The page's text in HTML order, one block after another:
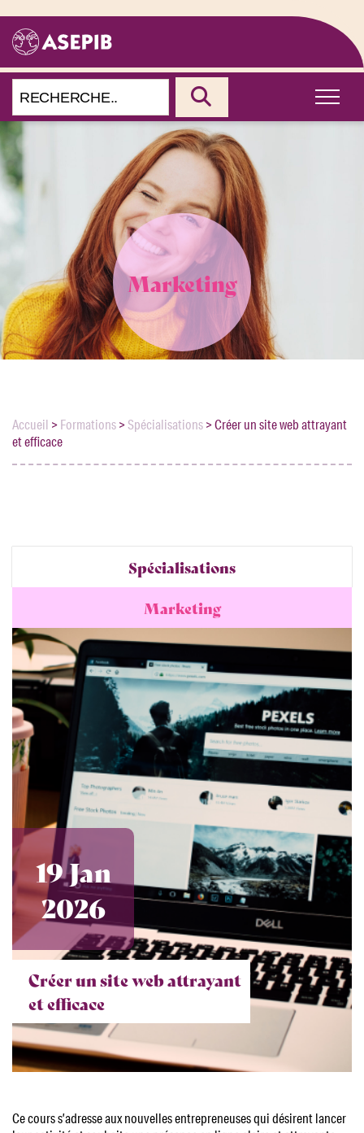
Marketing
Accueil >Formations>Spécialisations>Créer un site web attrayant
et efficace
Spécialisations
Marketing
19 Jan
2026
Créer un site web attrayant
et efficace
Ce cours s’adresse aux nouvelles entrepreneuses qui désirent lancer